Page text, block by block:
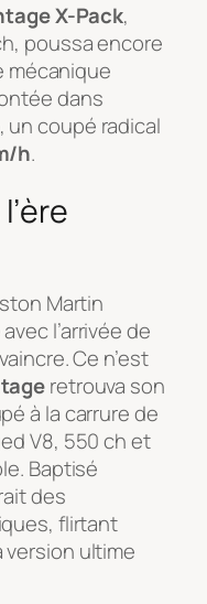
X-Pack,
poussa encore
mécanique
dans
, un coupé radical
h.
Martin
l’arrivée de
Ce n’est
retrouva son
à la carrure de
V8, 550 ch et
Baptisé
des
flirtant
version ultime